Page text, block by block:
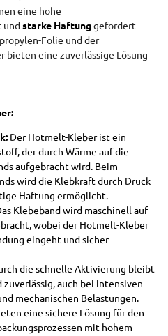
eine hohe
und starke Haftunggefordert
Folie und der
bieten eine zuverlässige Lösung
Der Hotmelt-Kleber ist ein
der durch Wärme auf die
aufgebracht wird. Beim
wird die Klebkraft durch Druck
Haftung ermöglicht.
Klebeband wird maschinell auf
wobei der Hotmelt-Kleber
eingeht und sicher
die schnelle Aktivierung bleibt
zuverlässig, auch bei intensiven
mechanischen Belastungen.
eine sichere Lösung für den
mit hohem